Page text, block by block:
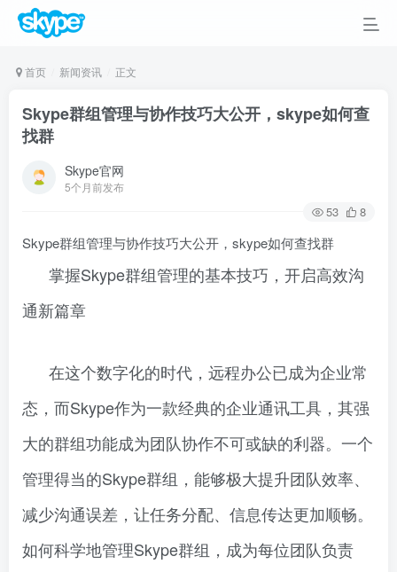
首页 新闻资讯 正文
Skype群组管理与协作技巧大公开，skype如何查
找群
Skype官网
5个月前发布
53 8
Skype群组管理与协作技巧大公开，skype如何查找群
掌握Skype群组管理的基本技巧，开启高效沟
通新篇章
在这个数字化的时代，远程办公已成为企业常
态，而Skype作为一款经典的企业通讯工具，其强
大的群组功能成为团队协作不可或缺的利器。一个
管理得当的Skype群组，能够极大提升团队效率、
减少沟通误差，让任务分配、信息传达更加顺畅。
如何科学地管理Skype群组，成为每位团队负责